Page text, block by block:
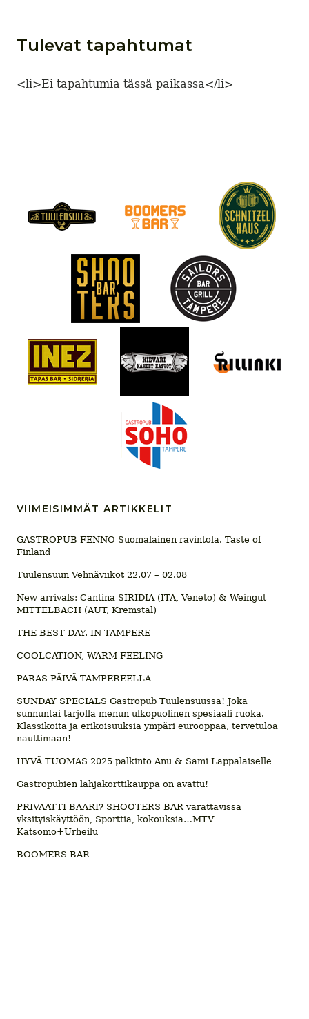
Tulevat tapahtumat
<li>Ei tapahtumia tässä paikassa</li>
VIIMEISIMMÄT ARTIKKELIT
GASTROPUB FENNO Suomalainen ravintola. Taste of
Finland
Tuulensuun Vehnäviikot 22.07 – 02.08
New arrivals: Cantina SIRIDIA (ITA, Veneto) & Weingut
MITTELBACH (AUT, Kremstal)
THE BEST DAY. IN TAMPERE
COOLCATION, WARM FEELING
PARAS PÄIVÄ TAMPEREELLA
SUNDAY SPECIALS Gastropub Tuulensuussa! Joka
sunnuntai tarjolla menun ulkopuolinen spesiaali ruoka.
Klassikoita ja erikoisuuksia ympäri eurooppaa, tervetuloa
nauttimaan!
HYVÄ TUOMAS 2025 palkinto Anu & Sami Lappalaiselle
Gastropubien lahjakorttikauppa on avattu!
PRIVAATTI BAARI? SHOOTERS BAR varattavissa
yksityiskäyttöön, Sporttia, kokouksia…MTV
Katsomo+Urheilu
BOOMERS BAR